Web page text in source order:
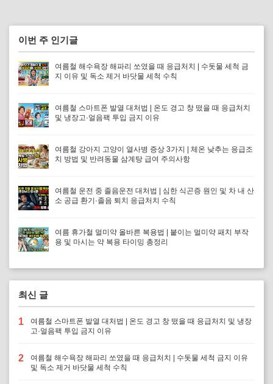
이번 주 인기글
여름철 해수욕장 해파리 쏘였을 때 응급처치 | 수돗물 세척 금
지 이유 및 독소 제거 바닷물 세척 수칙
여름철 스마트폰 발열 대처법 | 온도 경고 창 떴을 때 응급처치
및 냉장고·얼음팩 투입 금지 이유
여름철 강아지 고양이 열사병 증상 3가지 | 체온 낮추는 응급조
치 방법 및 반려동물 삼계탕 급여 주의사항
여름철 운전 중 졸음운전 대처법 | 심한 식곤증 원인 및 차 내 산
소 공급 환기·졸음 퇴치 응급처치 수칙
여름 휴가철 멀미약 올바른 복용법 | 붙이는 멀미약 패치 부작
용 및 마시는 약 복용 타이밍 총정리
최신 글
1
여름철 스마트폰 발열 대처법 | 온도 경고 창 떴을 때 응급처치 및 냉장
고·얼음팩 투입 금지 이유
2
여름철 해수욕장 해파리 쏘였을 때 응급처치 | 수돗물 세척 금지 이유
및 독소 제거 바닷물 세척 수칙